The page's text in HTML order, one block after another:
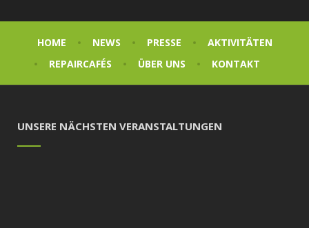
HOME NEWS PRESSE
AKTIVITÄTEN
REPAIRCAFÉS
ÜBER UNS KONTAKT
UNSERE NÄCHSTEN VERANSTALTUNGEN